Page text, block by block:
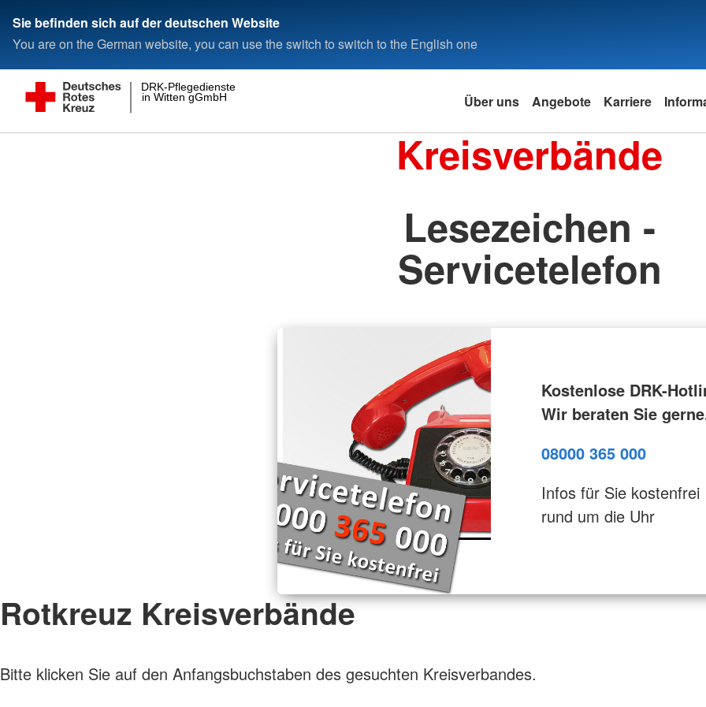
Sie befinden sich auf der deutschen Website
You are on the German website, you can use the switch to switch to the English one
in Witten gGmbH
DRK-Pflegedienste
Über uns Angebote Karriere
Kreisverbände
Lesezeichen -
Servicetelefon
Kostenlose DRK-
Wir beraten Sie
08000 365 000
Infos für Sie kostenfrei
rund um die Uhr
Rotkreuz Kreisverbände
Bitte klicken Sie auf den Anfangsbuchstaben des gesuchten Kreisverbandes.